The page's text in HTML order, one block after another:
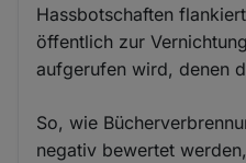
Hassbotschaften
öffentlich zur
aufgerufen wird, denen
So, wie
negativ bewertet